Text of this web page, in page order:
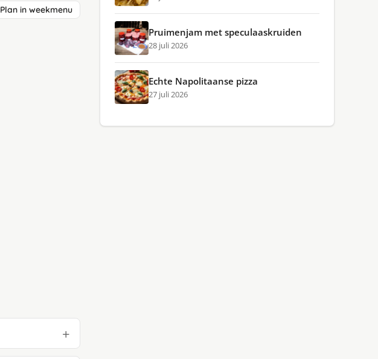
Plan in weekmenu
Pruimenjam met speculaaskruiden
28 juli 2026
Echte Napolitaanse pizza
27 juli 2026